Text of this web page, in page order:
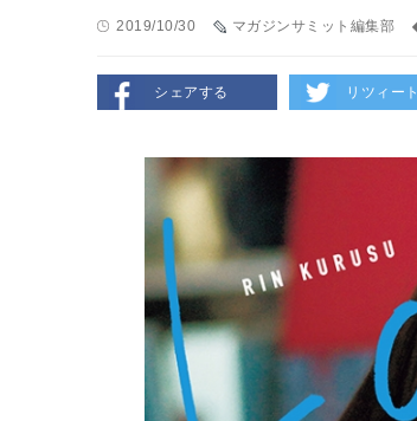
2019/10/30 マガジンサミット編集部
シェアする リツィート